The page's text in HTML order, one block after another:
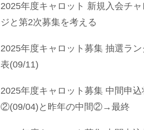
2025年度キャロット 新規入会チャ
ジと第2次募集を考える
2025年度キャロット募集 抽選ラン
表(09/11)
2025年度キャロット募集 中間申込
②(09/04)と昨年の中間②→最終